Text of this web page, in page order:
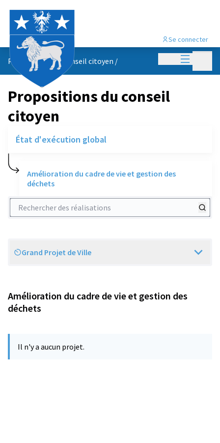
Menu
Se connecter
Propositions du conseil citoyen /
Propositions du conseil
citoyen
État d'exécution global
Amélioration du cadre de vie et gestion des
déchets
Rechercher des réalisations
Scope
Grand Projet de Ville
Amélioration du cadre de vie et gestion des
déchets
Il n'y a aucun projet.